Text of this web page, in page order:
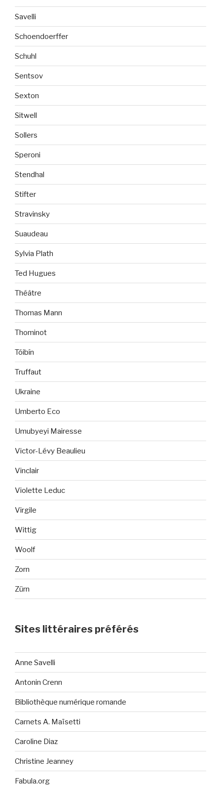
Savelli
Schoendoerffer
Schuhl
Sentsov
Sexton
Sitwell
Sollers
Speroni
Stendhal
Stifter
Stravinsky
Suaudeau
Sylvia Plath
Ted Hugues
Théâtre
Thomas Mann
Thominot
Tóibín
Truffaut
Ukraine
Umberto Eco
Umubyeyi Mairesse
Victor-Lévy Beaulieu
Vinclair
Violette Leduc
Virgile
Wittig
Woolf
Zorn
Zürn
Sites littéraires préférés
Anne Savelli
Antonin Crenn
Bibliothèque numérique romande
Carnets A. Maïsetti
Caroline Diaz
Christine Jeanney
Fabula.org